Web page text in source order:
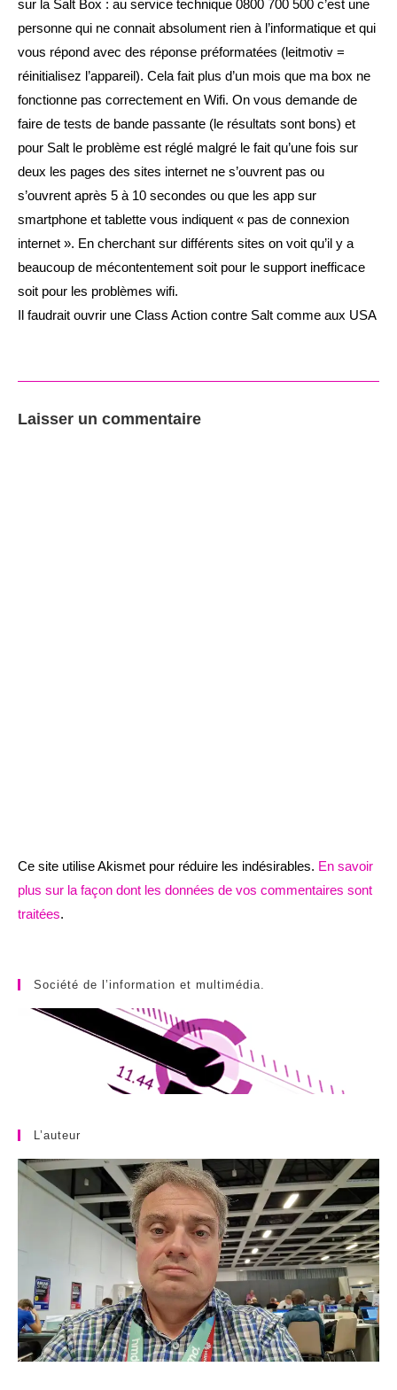
sur la Salt Box : au service technique 0800 700 500 c’est une
personne qui ne connait absolument rien à l’informatique et qui
vous répond avec des réponse préformatées (leitmotiv =
réinitialisez l’appareil). Cela fait plus d’un mois que ma box ne
fonctionne pas correctement en Wifi. On vous demande de
faire de tests de bande passante (le résultats sont bons) et
pour Salt le problème est réglé malgré le fait qu’une fois sur
deux les pages des sites internet ne s’ouvrent pas ou
s’ouvrent après 5 à 10 secondes ou que les app sur
smartphone et tablette vous indiquent « pas de connexion
internet ». En cherchant sur différents sites on voit qu’il y a
beaucoup de mécontentement soit pour le support inefficace
soit pour les problèmes wifi.
Il faudrait ouvrir une Class Action contre Salt comme aux USA
Laisser un commentaire
Ce site utilise Akismet pour réduire les indésirables. En savoir
plus sur la façon dont les données de vos commentaires sont
traitées.
Société de l’information et multimédia.
L’auteur